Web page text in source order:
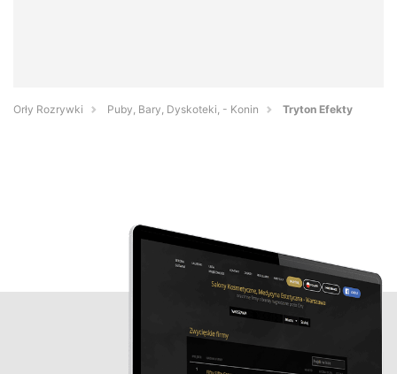
Orły Rozrywki Puby, Bary, Dyskoteki, - Konin Tryton Efekty